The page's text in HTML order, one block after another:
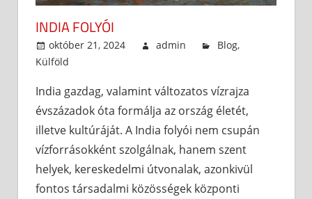
INDIA FOLYÓI
október 21, 2024 admin Blog,
Külföld
India gazdag, valamint változatos vízrajza
évszázadok óta formálja az ország életét,
illetve kultúráját. A India folyói nem csupán
vízforrásokként szolgálnak, hanem szent
helyek, kereskedelmi útvonalak, azonkivül
fontos társadalmi közösségek központi